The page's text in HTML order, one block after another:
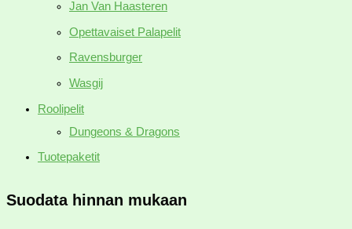
Jan Van Haasteren
Opettavaiset Palapelit
Ravensburger
Wasgij
Roolipelit
Dungeons & Dragons
Tuotepaketit
Suodata hinnan mukaan